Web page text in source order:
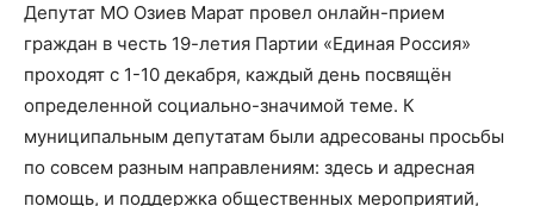
Депутат МО Озиев Марат провел онлайн-прием
граждан в честь 19-летия Партии «Единая Россия»
проходят с 1-10 декабря, каждый день посвящён
определенной социально-значимой теме. К
муниципальным депутатам были адресованы просьбы
по совсем разным направлениям: здесь и адресная
помощь, и поддержка общественных мероприятий,